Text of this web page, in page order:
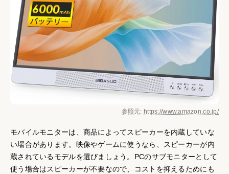
参照元: https://www.amazon.co.jp/
モバイルモニターは、商品によってスピーカーを内蔵していな
い場合があります。映像やゲームに使うなら、スピーカーが内
蔵されているモデルを選びましょう。PCのサブモニターとして
使う場合はスピーカーが不要なので、コストを抑えるためにも